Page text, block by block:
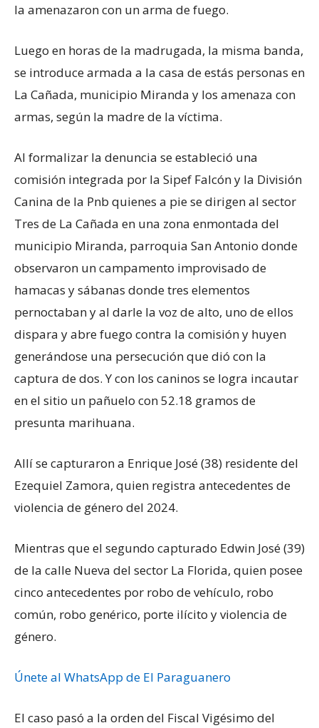
la amenazaron con un arma de fuego.
Luego en horas de la madrugada, la misma banda,
se introduce armada a la casa de estás personas en
La Cañada, municipio Miranda y los amenaza con
armas, según la madre de la víctima.
Al formalizar la denuncia se estableció una
comisión integrada por la Sipef Falcón y la División
Canina de la Pnb quienes a pie se dirigen al sector
Tres de La Cañada en una zona enmontada del
municipio Miranda, parroquia San Antonio donde
observaron un campamento improvisado de
hamacas y sábanas donde tres elementos
pernoctaban y al darle la voz de alto, uno de ellos
dispara y abre fuego contra la comisión y huyen
generándose una persecución que dió con la
captura de dos. Y con los caninos se logra incautar
en el sitio un pañuelo con 52.18 gramos de
presunta marihuana.
Allí se capturaron a Enrique José (38) residente del
Ezequiel Zamora, quien registra antecedentes de
violencia de género del 2024.
Mientras que el segundo capturado Edwin José (39)
de la calle Nueva del sector La Florida, quien posee
cinco antecedentes por robo de vehículo, robo
común, robo genérico, porte ilícito y violencia de
género.
Únete al WhatsApp de El Paraguanero
El caso pasó a la orden del Fiscal Vigésimo del